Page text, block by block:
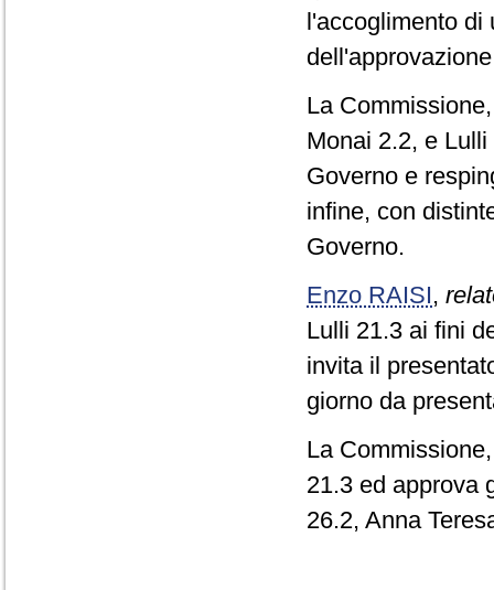
l'accoglimento di
La
Monai 2.2, e
Governo e
infine, con
Governo.
Enzo RAISI,
Lulli 21.3 ai fini
invita il
giorno da
La
21.3 ed approva
26.2, Anna